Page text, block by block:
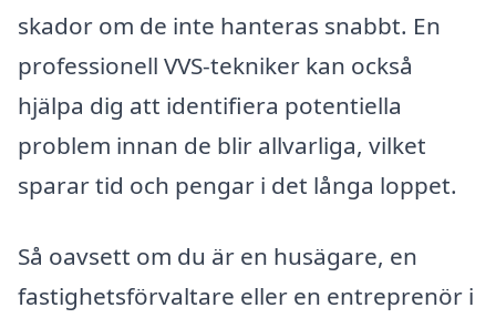
skador om de inte hanteras snabbt. En
professionell VVS-tekniker kan också
hjälpa dig att identifiera potentiella
problem innan de blir allvarliga, vilket
sparar tid och pengar i det långa loppet.
Så oavsett om du är en husägare, en
fastighetsförvaltare eller en entreprenör i